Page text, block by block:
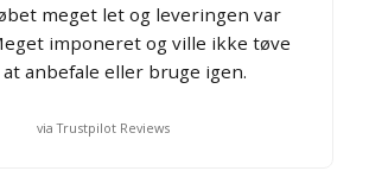
meget let og leveringen var
imponeret og ville ikke tøve
at anbefale eller bruge igen.
via Trustpilot Reviews